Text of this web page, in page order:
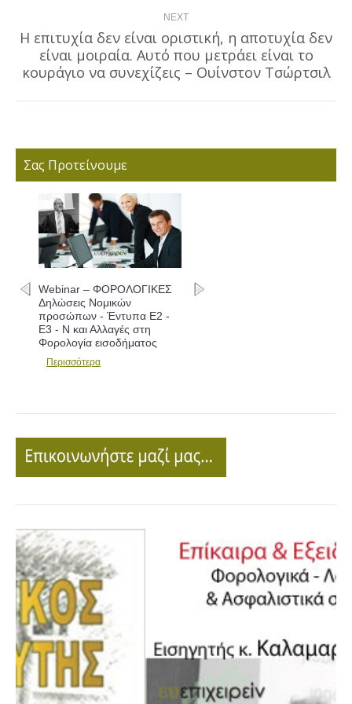
NEXT
Next
post:
Η επιτυχία δεν είναι οριστική, η αποτυχία δεν
είναι μοιραία. Αυτό που μετράει είναι το
κουράγιο να συνεχίζεις – Ουίνστον Τσώρτσιλ
Σας Προτείνουμε
Webinar – ΦΟΡΟΛΟΓΙΚΕΣ
Δηλώσεις Νομικών
προσώπων - Έντυπα Ε2 -
Ε3 - Ν και Αλλαγές στη
Φορολογία εισοδήματος
Περισσότερα